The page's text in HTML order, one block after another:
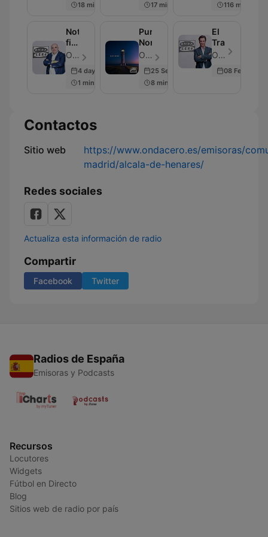
18 min
17 min
116 min
Noticias
fin
de
semana
OndaCero - Episodio 297
4 days ago
1 min
Punta
Norte
OndaCero - Episodio 300
25 Sep 2025
8 min
El
Transistor
OndaCero - Episodio 300
08 Feb 2024
Contactos
Sitio web
https://www.ondacero.es/emisoras/
madrid/alcala-de-henares/
Redes sociales
Actualiza esta información de radio
Compartir
Facebook Twitter
Radios de España
Emisoras y Podcasts
Recursos
Locutores
Widgets
Fútbol en Directo
Blog
Sitios web de radio por país